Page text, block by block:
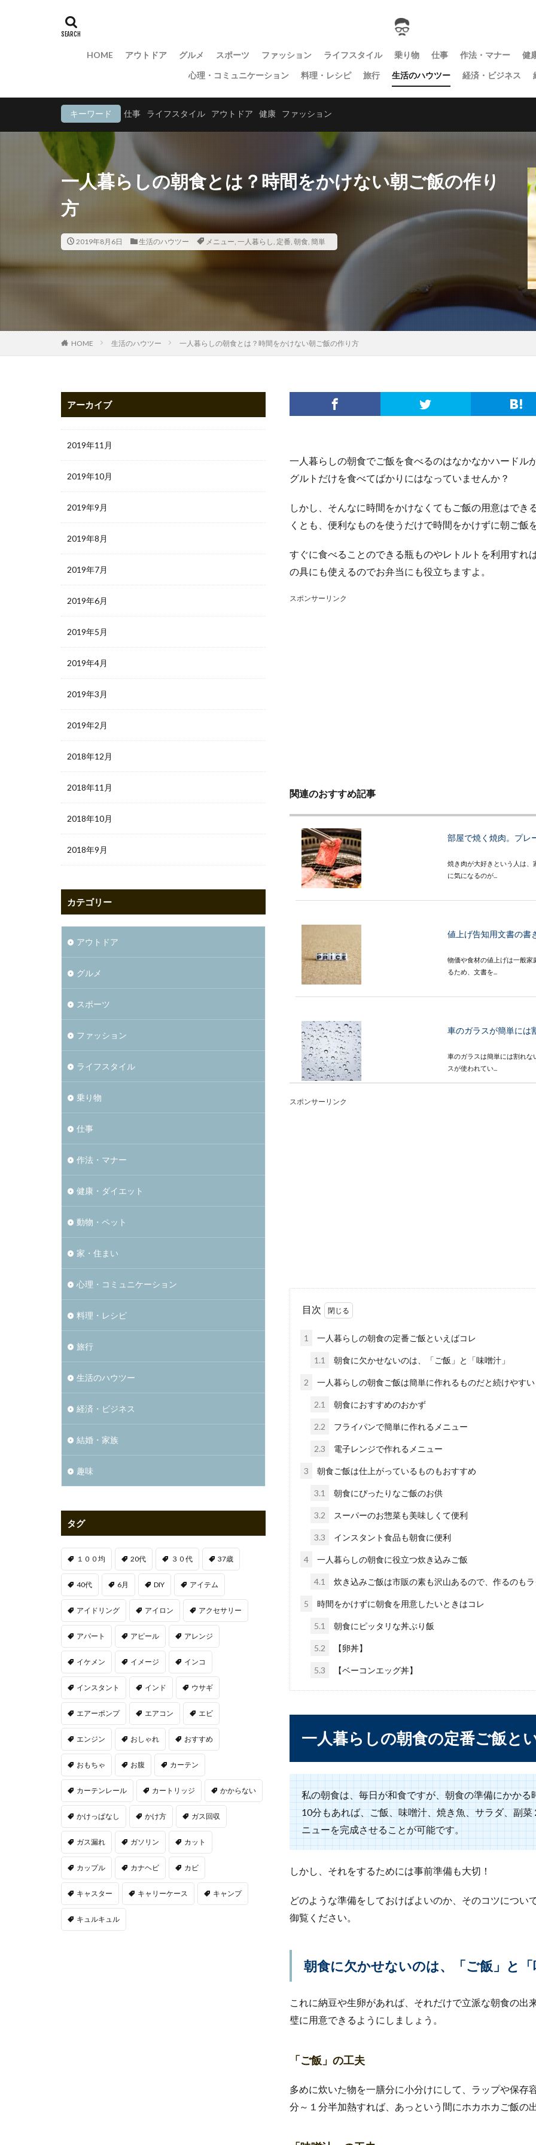
HOME アウトドア グルメ スポーツ ファッション ライフスタイル 乗り物 仕事 作法・マナー 健
心理・コミュニケーション
料理・レシピ 旅行 生活のハウツー 経済・ビジネス
キーワード 仕事 ライフスタイル アウトドア 健康 ファッション
一人暮らしの朝食とは？時間をかけない朝ご飯の作り
方
2019年8月6日 生活のハウツー メニュー, 一人暮らし, 定番, 朝食, 簡単
HOME 生活のハウツー 一人暮らしの朝食とは？時間をかけない朝ご飯の作り方
一人暮らしの朝食でご飯を食べるのはなかなかハードル
グルトだけを食べてばかりにはなっていませんか？
しかし、そんなに時間をかけなくてもご飯の用意はで
くとも、便利なものを使うだけで時間をかけずに朝ご飯
すぐに食べることのできる瓶ものやレトルトを利用すれ
の具にも使えるのでお弁当にも役立ちますよ。
スポンサーリンク
関連のおすすめ記事
部屋で焼く焼肉。プレ
焼き肉が大好きという人は
に気になるのが...
値上げ告知用文書の書
物価や食材の値上げは一般家
るため、文書を...
車のガラスが簡単には
車のガラスは簡単には割れな
スが使われてい...
電車で弁当を食べる
電車の中で弁当を食べてい
かれます。...
一人暮らしの味噌汁は
一人暮らしの食事で心配な
しょう。...
免許返納後の再取得は
年齢が高くなり、運転免許
いでしょうか。...
カエルは縁起が良いと
カエルと聞くと気持ち悪い
免許証の住所変更は住民票
場合はどうした...
声が低いお悩みを解決
声が低いのが原因で、自分の
コンセントの増設は資格が
スポンサーリンク
目次
1 一人暮らしの朝食の定番ご飯といえばコレ
1.1 朝食に欠かせないのは、「ご飯」と「味噌汁」
2 一人暮らしの朝食ご飯は簡単に作れるものだと続けやすい
2.1 朝食におすすめのおかず
2.2 フライパンで簡単に作れるメニュー
2.3 電子レンジで作れるメニュー
3 朝食ご飯は仕上がっているものもおすすめ
3.1 朝食にぴったりなご飯のお供
3.2 スーパーのお惣菜も美味しくて便利
3.3 インスタント食品も朝食に便利
4 一人暮らしの朝食に役立つ炊き込みご飯
4.1 炊き込みご飯は市販の素も沢山あるので、作るのもラ
5 時間をかけずに朝食を用意したいときはコレ
5.1 朝食にピッタリな丼ぶり飯
5.2 【卵丼】
5.3 【ベーコンエッグ丼】
一人暮らしの朝食の定番ご飯と
私の朝食は、毎日が和食ですが、朝食の準備にかかる
10分もあれば、ご飯、味噌汁、焼き魚、サラダ、副
ニューを完成させることが可能です。
しかし、それをするためには事前準備も大切！
どのような準備をしておけばよいのか、そのコツにつ
御覧ください。
朝食に欠かせないのは、「ご飯」と「
これに納豆や生卵があれば、それだけで立派な朝食の
璧に用意できるようにしましょう。
「ご飯」の工夫
多めに炊いた物を一膳分に小分けにして、ラップや保存
分～１分半加熱すれば、あっという間にホカホカご飯の
アーカイブ
2019年11月
2019年10月
2019年9月
2019年8月
2019年7月
2019年6月
2019年5月
2019年4月
2019年3月
2019年2月
2018年12月
2018年11月
2018年10月
2018年9月
カテゴリー
アウトドア
グルメ
スポーツ
ファッション
ライフスタイル
乗り物
仕事
作法・マナー
健康・ダイエット
動物・ペット
家・住まい
心理・コミュニケーション
料理・レシピ
旅行
生活のハウツー
経済・ビジネス
結婚・家族
趣味
タグ
１００均 20代 ３０代 37歳
40代 6月 DIY アイテム
アイドリング アイロン アクセサリー
アパート アピール アレンジ
イケメン イメージ インコ
インスタント インド ウサギ
エアーポンプ エアコン エビ
エンジン おしゃれ おすすめ
おもちゃ お腹 カーテン
カーテンレール カートリッジ かからない
かけっぱなし かけ方 ガス回収
ガス漏れ ガソリン カット
カップル カナヘビ カビ
キャスター キャリーケース キャンプ
キュルキュル